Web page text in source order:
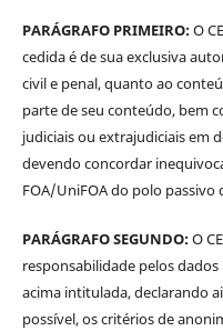
PARÁGRAFO PRIMEIRO:O
cedida é de sua exclusiva
civil e penal, quanto ao
parte de seu conteúdo, bem
judiciais ou extrajudiciais em
devendo concordar
FOA/UniFOA do polo passivo
PARÁGRAFO SEGUNDO:O
responsabilidade pelos
acima intitulada, declarando
possível, os critérios de